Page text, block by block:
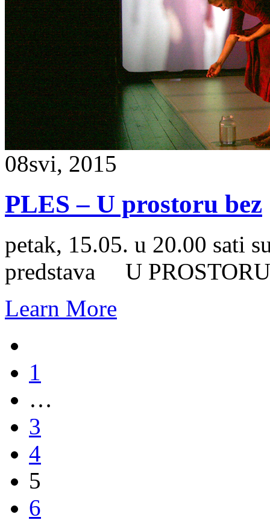
08svi, 2015
PLES – U prostoru bez
petak, 15.05. u 20.00 sati
predstava U
Learn More
1
…
3
4
5
6